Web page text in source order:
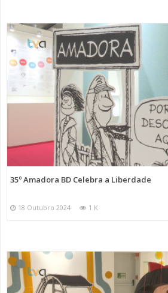
35º Amadora BD Celebra a Liberdade
18 Outubro 2024 1 K